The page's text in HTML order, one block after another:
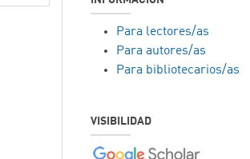
Para lectores/as
Para autores/as
Para bibliotecarios/as
VISIBILIDAD